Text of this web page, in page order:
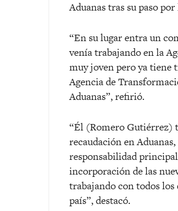
Aduanas tras su paso
“En su lugar entra un
venía trabajando en la
muy joven pero ya tiene
Agencia de
Aduanas”, refirió.
“Él (Romero Gutiérrez)
recaudación en
responsabilidad
incorporación de las
trabajando con todos
país”, destacó.